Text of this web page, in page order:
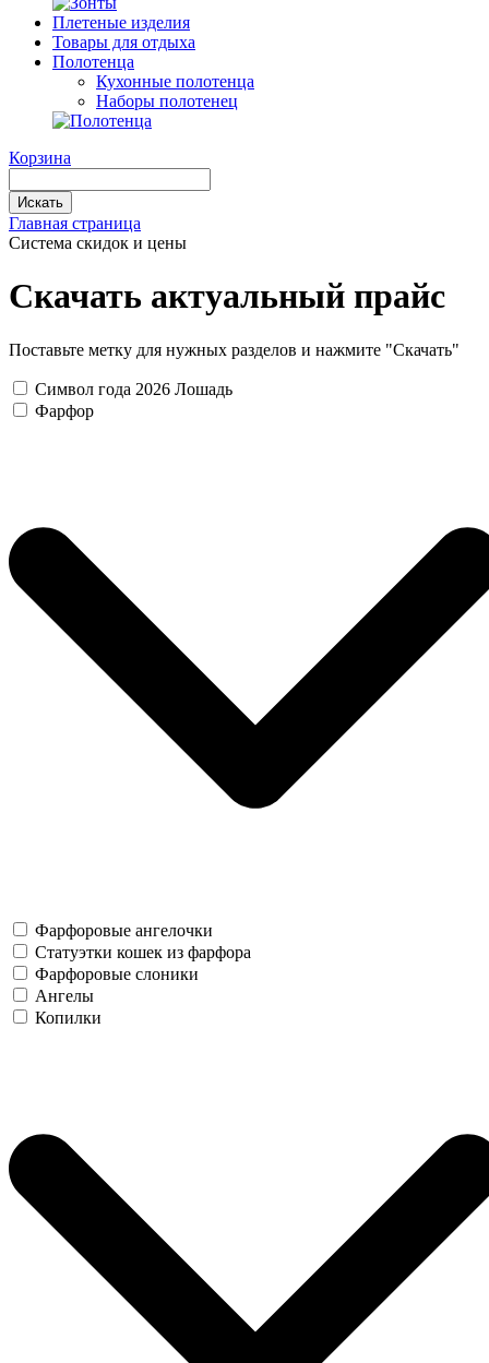
Плетеные изделия
Товары для отдыха
Полотенца
Кухонные полотенца
Наборы полотенец
Корзина
Искать
Главная страница
Система скидок и цены
Скачать актуальный прайс
Поставьте метку для нужных разделов и нажмите "Скачать"
Символ года 2026 Лошадь
Фарфор
Фарфоровые ангелочки
Статуэтки кошек из фарфора
Фарфоровые слоники
Ангелы
Копилки